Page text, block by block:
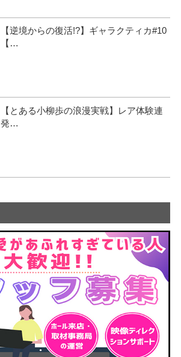
【逆境からの復活!?】ギャラクティカ#10
【…
【とある小柳歩の浪漫実戦】レア体験連
発…